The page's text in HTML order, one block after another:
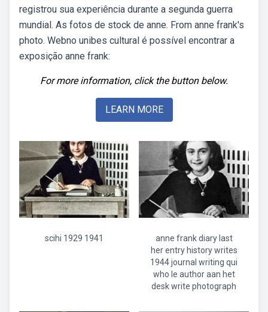
registrou sua experiência durante a segunda guerra
mundial. As fotos de stock de anne. From anne frank's
photo. Webno unibes cultural é possível encontrar a
exposição anne frank:
For more information, click the button below.
LEARN MORE
scihi 1929 1941
anne frank diary last
her entry history writes
1944 journal writing qui
who le author aan het
desk write photograph